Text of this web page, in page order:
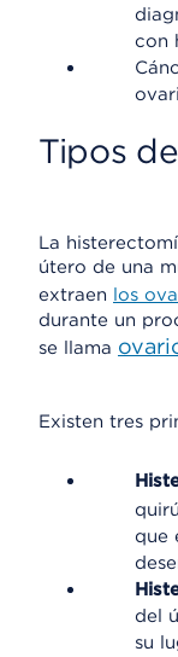
con
Tipos
La
útero de una
extraen los
durante un
se llama
Existen tres
que
del
su